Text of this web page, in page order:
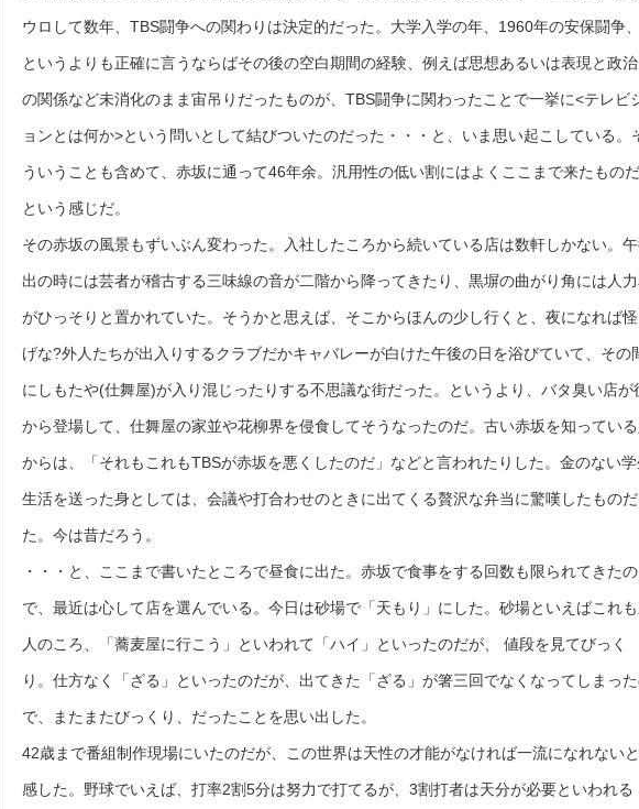
ウロして数年、TBS闘争への関わりは決定的だった。大学入学の年、1960年の安保闘争、
というよりも正確に言うならばその後の空白期間の経験、例えば思想あるいは表現と政治
の関係など未消化のまま宙吊りだったものが、TBS闘争に関わったことで一挙に<テレビ
ョンとは何か>という問いとして結びついたのだった・・・と、いま思い起こしている。
ういうことも含めて、赤坂に通って46年余。汎用性の低い割にはよくここまで来たものだ
という感じだ。
その赤坂の風景もずいぶん変わった。入社したころから続いている店は数軒しかない。
出の時には芸者が稽古する三味線の音が二階から降ってきたり、黒塀の曲がり角には人
がひっそりと置かれていた。そうかと思えば、そこからほんの少し行くと、夜になれば怪
げな?外人たちが出入りするクラブだかキャバレーが白けた午後の日を浴びていて、その
にしもたや(仕舞屋)が入り混じったりする不思議な街だった。というより、バタ臭い店が
から登場して、仕舞屋の家並や花柳界を侵食してそうなったのだ。古い赤坂を知っている
からは、「それもこれもTBSが赤坂を悪くしたのだ」などと言われたりした。金のない学
生活を送った身としては、会議や打合わせのときに出てくる贅沢な弁当に驚嘆したものだ
た。今は昔だろう。
・・・と、ここまで書いたところで昼食に出た。赤坂で食事をする回数も限られてきたの
で、最近は心して店を選んでいる。今日は砂場で「天もり」にした。砂場といえばこれ
人のころ、「蕎麦屋に行こう」といわれて「ハイ」といったのだが、 値段を見てびっく
り。仕方なく「ざる」といったのだが、出てきた「ざる」が箸三回でなくなってしまっ
で、またまたびっくり、だったことを思い出した。
42歳まで番組制作現場にいたのだが、この世界は天性の才能がなければ一流になれない
感した。野球でいえば、打率2割5分は努力で打てるが、3割打者は天分が必要といわれる